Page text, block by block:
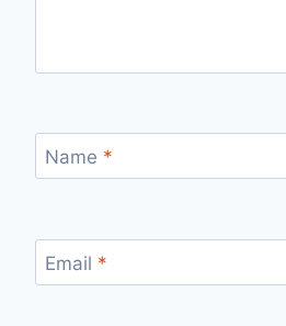
Name *
Email *